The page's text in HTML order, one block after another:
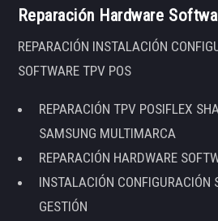
Reparación Hardware
REPARACIÓN INSTALACIÓN
SOFTWARE TPV POS
REPARACIÓN TPV POSIFLEX
SAMSUNG MULTIMARCA
REPARACIÓN HARDWARE
INSTALACIÓN CONFIGURACIÓN
GESTIÓN